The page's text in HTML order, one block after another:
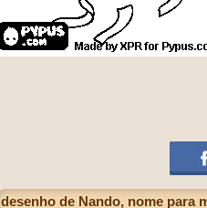
desenho de Nando, nome para